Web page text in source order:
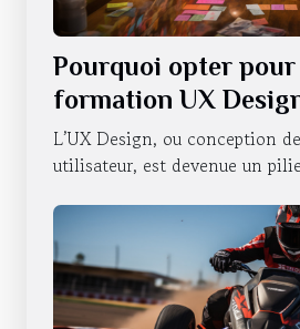
Pourquoi opter pour
formation UX
L’UX Design, ou conception
utilisateur, est devenue un